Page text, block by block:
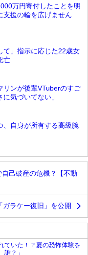
万円寄付したことを明
支援の輪を広げません
て」指示に応じた22歳女
亡
リンが後輩VTuberのすご
気づいてない」
、自身が所有する高級腕
己破産の危機？【不動
ガラケー復旧」を公開
ていた！？夏の恐怖体験を
誰？」